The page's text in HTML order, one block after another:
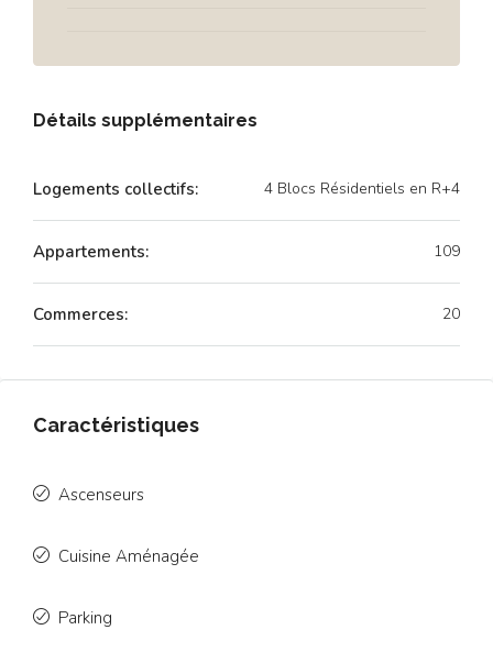
Détails supplémentaires
Logements collectifs: 4 Blocs Résidentiels en R+4
Appartements: 109
Commerces: 20
Caractéristiques
Ascenseurs
Cuisine Aménagée
Parking